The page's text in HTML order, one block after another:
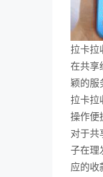
拉卡拉
在共享
颖的服
拉卡拉
操作便
对于共
子在理
应的收